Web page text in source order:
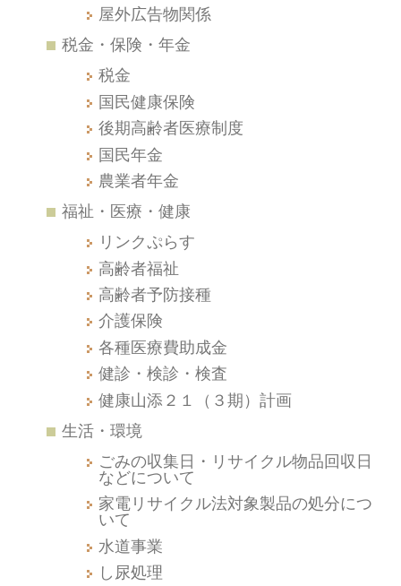
屋外広告物関係
税金・保険・年金
税金
国民健康保険
後期高齢者医療制度
国民年金
農業者年金
福祉・医療・健康
リンクぷらす
高齢者福祉
高齢者予防接種
介護保険
各種医療費助成金
健診・検診・検査
健康山添２１（３期）計画
生活・環境
ごみの収集日・リサイクル物品回収日
などについて
家電リサイクル法対象製品の処分につ
いて
水道事業
し尿処理